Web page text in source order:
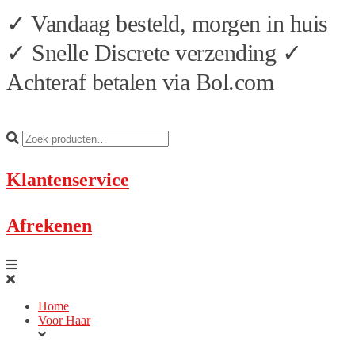
✓ Vandaag besteld, morgen in huis
✓ Snelle Discrete verzending ✓
Achteraf betalen via Bol.com
Klantenservice
Afrekenen
Home
Voor Haar